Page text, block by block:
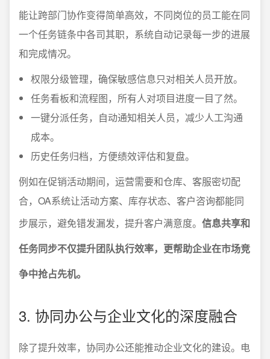
能让跨部门协作变得简单高效，不同岗位的员工能在同
一个任务链条中各司其职，系统自动记录每一步的进展
和完成情况。
权限分级管理，确保敏感信息只对相关人员开放。
任务看板和流程图，所有人对项目进度一目了然。
一键分派任务，自动通知相关人员，减少人工沟通
成本。
历史任务归档，方便绩效评估和复盘。
例如在促销活动期间，运营需要和仓库、客服密切配
合，OA系统让活动方案、库存状态、客户咨询都能同
步展示，避免错发漏发，提升客户满意度。 信息共享和
任务同步不仅提升团队执行效率，更帮助企业在市场竞
争中抢占先机。
3. 协同办公与企业文化的深度融合
除了提升效率，协同办公还能推动企业文化的建设。电